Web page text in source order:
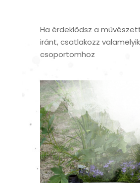
Ha érdeklődsz a
iránt, csatlakozz valamelyik
csoportomhoz